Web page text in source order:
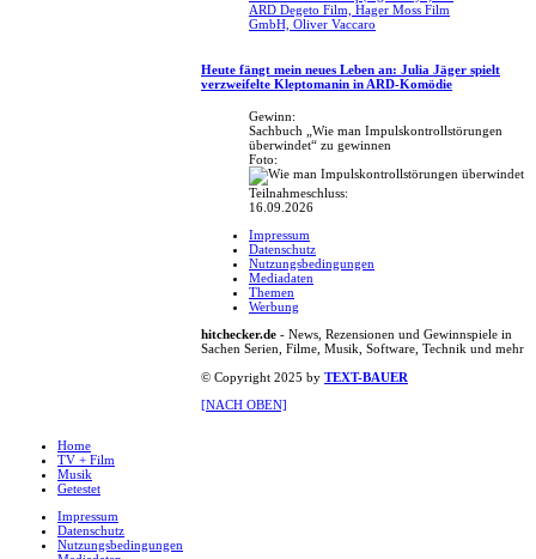
ARD Degeto Film, Hager Moss Film
GmbH, Oliver Vaccaro
Heute fängt mein neues Leben an: Julia Jäger spielt
verzweifelte Kleptomanin in ARD-Komödie
Gewinn:
Sachbuch „Wie man Impulskontrollstörungen
überwindet“ zu gewinnen
Foto:
Teilnahmeschluss:
16.09.2026
Impressum
Datenschutz
Nutzungsbedingungen
Mediadaten
Themen
Werbung
hitchecker.de - News, Rezensionen und Gewinnspiele in
Sachen Serien, Filme, Musik, Software, Technik und mehr
© Copyright 2025 by TEXT-BAUER
[NACH OBEN]
Home
TV + Film
Musik
Getestet
Impressum
Datenschutz
Nutzungsbedingungen